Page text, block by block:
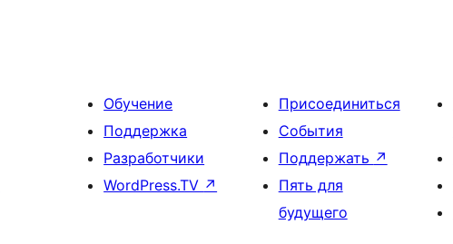
Обучение
Поддержка
Разработчики
WordPress.TV ↗
Присоединиться
События
Поддержать ↗
Пять для
будущего